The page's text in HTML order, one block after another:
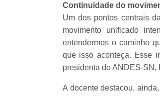
Continuidade do
Um dos pontos centrais
movimento unificado
entendermos o caminho
que isso aconteça. Esse
presidenta do ANDES-SN,
A docente destacou,